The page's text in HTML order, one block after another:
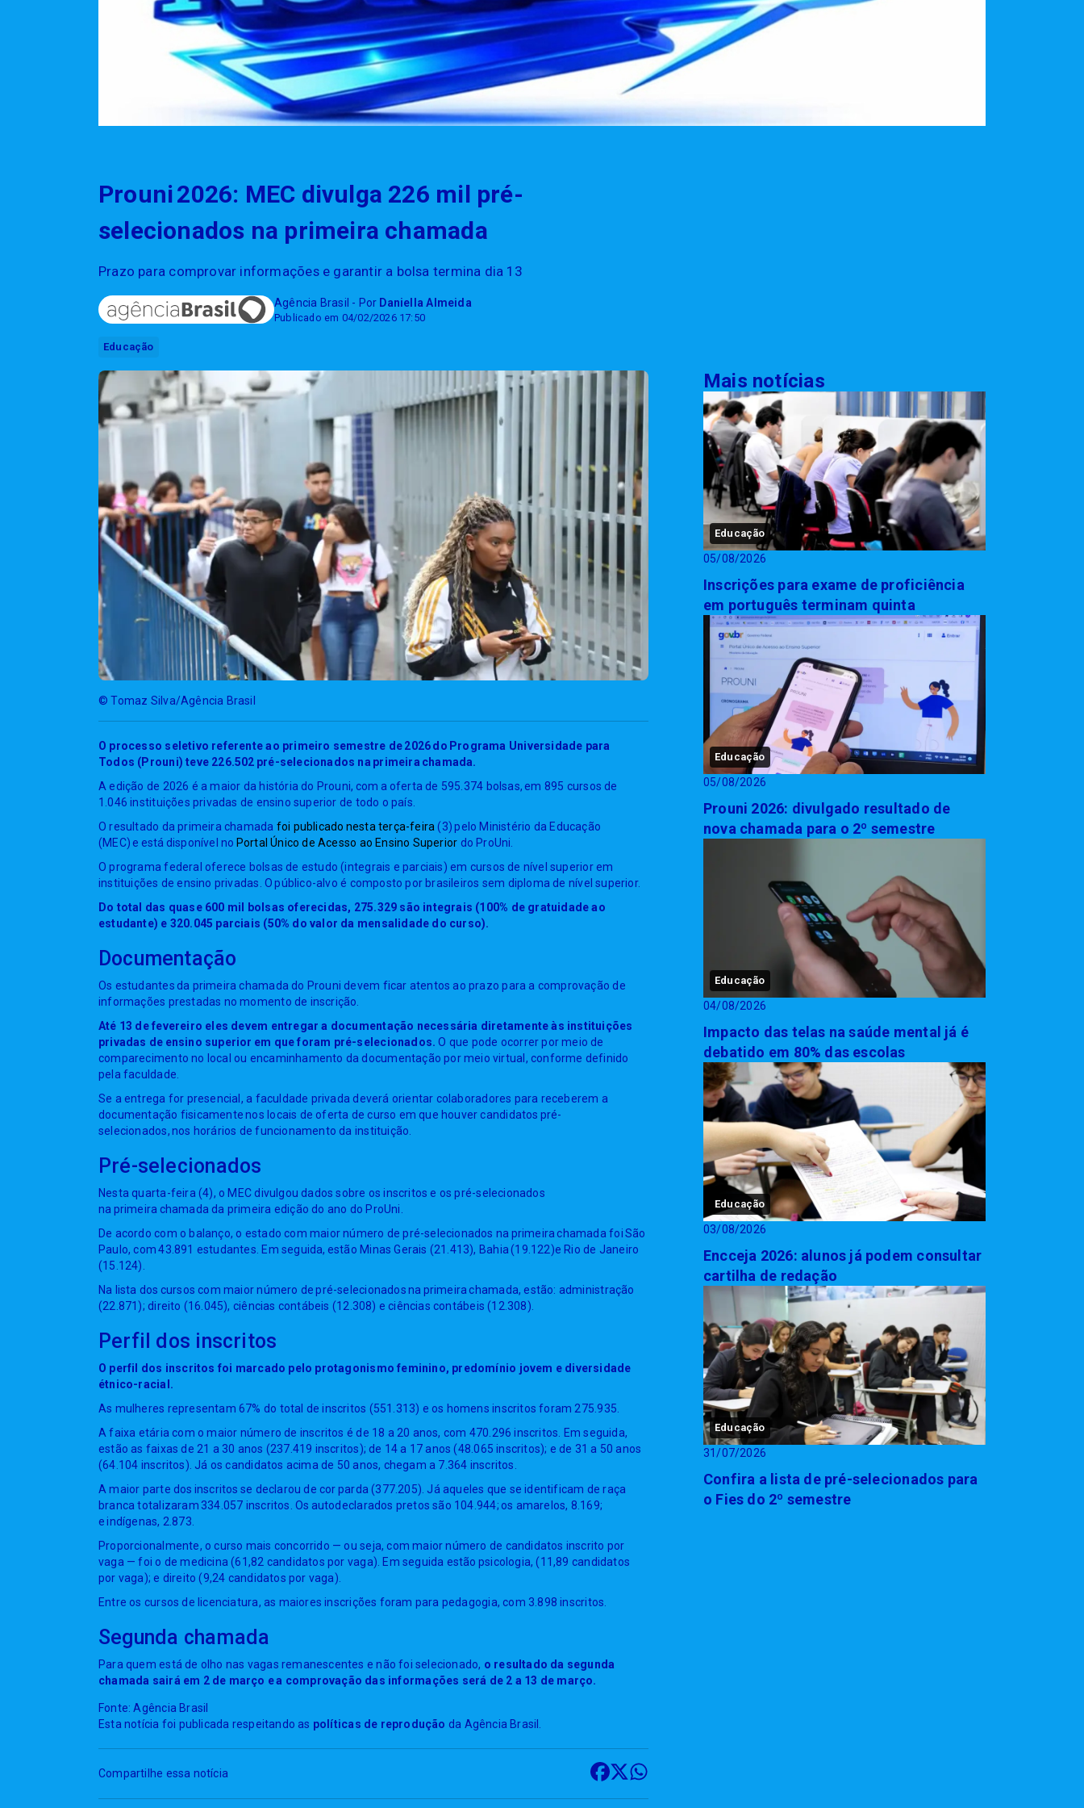
Prouni 2026: MEC divulga 226 mil pré-
selecionados na primeira chamada
Prazo para comprovar informações e garantir a bolsa termina dia 13
Agência Brasil - Por Daniella Almeida
Publicado em 04/02/2026 17:50
Educação
© Tomaz Silva/Agência Brasil
O processo seletivo referente ao primeiro semestre de 2026 do Programa Universidade para
Todos (Prouni) teve 226.502 pré-selecionados na primeira chamada.
A edição de 2026 é a maior da história do Prouni, com a oferta de 595.374 bolsas, em 895 cursos de
1.046 instituições privadas de ensino superior de todo o país.
O resultado da primeira chamada foi publicado nesta terça-feira (3) pelo Ministério da Educação
(MEC) e está disponível no Portal Único de Acesso ao Ensino Superior do ProUni.
O programa federal oferece bolsas de estudo (integrais e parciais) em cursos de nível superior em
instituições de ensino privadas. O público-alvo é composto por brasileiros sem diploma de nível superior.
Do total das quase 600 mil bolsas oferecidas, 275.329 são integrais (100% de gratuidade ao
estudante) e 320.045 parciais (50% do valor da mensalidade do curso).
Documentação
Os estudantes da primeira chamada do Prouni devem ficar atentos ao prazo para a comprovação de
informações prestadas no momento de inscrição.
Até 13 de fevereiro eles devem entregar a documentação necessária diretamente às instituições
privadas de ensino superior em que foram pré-selecionados. O que pode ocorrer por meio de
comparecimento no local ou encaminhamento da documentação por meio virtual, conforme definido
pela faculdade.
Se a entrega for presencial, a faculdade privada deverá orientar colaboradores para receberem a
documentação fisicamente nos locais de oferta de curso em que houver candidatos pré-
selecionados, nos horários de funcionamento da instituição.
Pré-selecionados
Nesta quarta-feira (4), o MEC divulgou dados sobre os inscritos e os pré-selecionados
na primeira chamada da primeira edição do ano do ProUni.
De acordo com o balanço, o estado com maior número de pré-selecionados na primeira chamada foi São
Paulo, com 43.891 estudantes. Em seguida, estão Minas Gerais (21.413), Bahia (19.122)e Rio de Janeiro
(15.124).
Na lista dos cursos com maior número de pré-selecionados na primeira chamada, estão: administração
(22.871); direito (16.045), ciências contábeis (12.308) e ciências contábeis (12.308).
Perfil dos inscritos
O perfil dos inscritos foi marcado pelo protagonismo feminino, predomínio jovem e diversidade
étnico-racial.
As mulheres representam 67% do total de inscritos (551.313) e os homens inscritos foram 275.935.
A faixa etária com o maior número de inscritos é de 18 a 20 anos, com 470.296 inscritos. Em seguida,
estão as faixas de 21 a 30 anos (237.419 inscritos); de 14 a 17 anos (48.065 inscritos); e de 31 a 50 anos
(64.104 inscritos). Já os candidatos acima de 50 anos, chegam a 7.364 inscritos.
A maior parte dos inscritos se declarou de cor parda (377.205). Já aqueles que se identificam de raça
branca totalizaram 334.057 inscritos. Os autodeclarados pretos são 104.944; os amarelos, 8.169;
e indígenas, 2.873.
Proporcionalmente, o curso mais concorrido — ou seja, com maior número de candidatos inscrito por
vaga — foi o de medicina (61,82 candidatos por vaga). Em seguida estão psicologia, (11,89 candidatos
por vaga); e direito (9,24 candidatos por vaga).
Entre os cursos de licenciatura, as maiores inscrições foram para pedagogia, com 3.898 inscritos.
Segunda chamada
Para quem está de olho nas vagas remanescentes e não foi selecionado, o resultado da segunda
chamada sairá em 2 de março e a comprovação das informações será de 2 a 13 de março.
Fonte: Agência Brasil
Esta notícia foi publicada respeitando as políticas de reprodução da Agência Brasil.
Compartilhe essa notícia
Mais notícias
Educação
05/08/2026
Inscrições para exame de proficiência
em português terminam quinta
Educação
05/08/2026
Prouni 2026: divulgado resultado de
nova chamada para o 2º semestre
Educação
04/08/2026
Impacto das telas na saúde mental já é
debatido em 80% das escolas
Educação
03/08/2026
Encceja 2026: alunos já podem consultar
cartilha de redação
Educação
31/07/2026
Confira a lista de pré-selecionados para
o Fies do 2º semestre